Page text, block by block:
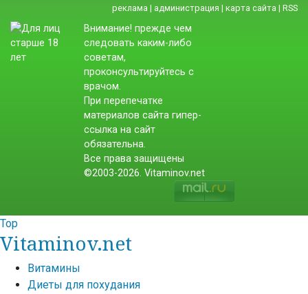
реклама | администрация | карта сайта | RSS
Внимание! прежде чем
следовать каким-либо
советам,
проконсультируйтесь с
врачом.
При перепечатке
материалов сайта гипер-
ссылка на сайт
обязательна.
Все права защищены
©2003-2026. Vitaminov.net
Top
Vitaminov.net
Витамины
Диеты для похудания